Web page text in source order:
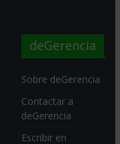
deGerencia
Sobre deGerencia
Contactar a
deGerencia
Escribir en